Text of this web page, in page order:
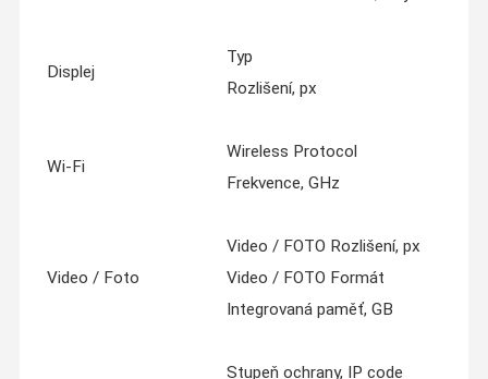
Displej
Typ
Rozlišení, px
Wi-Fi
Wireless Protocol
Frekvence, GHz
Video / Foto
Video / FOTO Rozlišení, px
Video / FOTO Formát
Integrovaná paměť, GB
Stupeň ochrany, IP code